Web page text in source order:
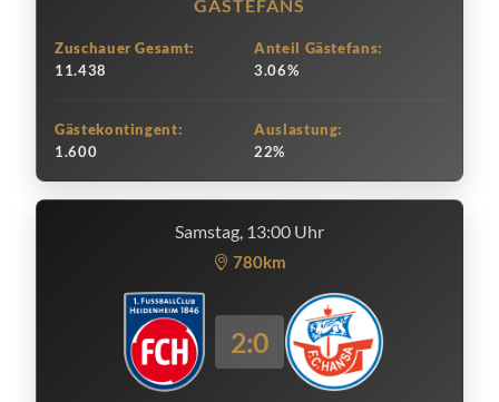
GÄSTEFANS
Zuschauer Gesamt:
11.438
Anteil Gästefans:
3.06%
Gästekontingent:
1.600
Auslastung:
22%
Samstag, 13:00 Uhr
780km
2:0